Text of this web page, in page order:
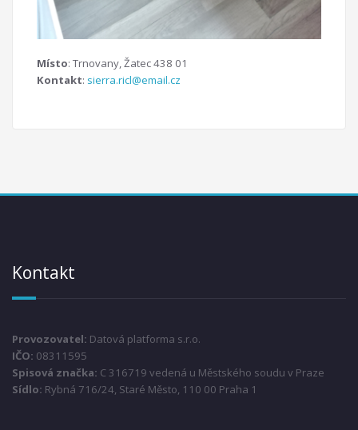
Místo: Trnovany, Žatec 438 01
Kontakt: sierra.ricl@email.cz
Kontakt
Provozovatel: Datová platforma s.r.o.
IČO: 08311595
Spisová značka: C 316719 vedená u Městského soudu v Praze
Sídlo: Rybná 716/24, Staré Město, 110 00 Praha 1